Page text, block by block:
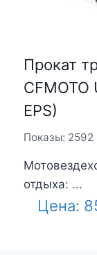
Прокат
CFMOTO
EPS)
Показы: 2592
отдыха: ...
Цена: